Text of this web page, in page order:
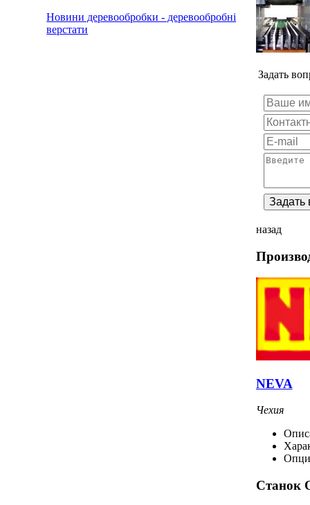
Новини деревообробки - деревообробні
верстати
Задать
назад
NEVA
Чехия
Станок